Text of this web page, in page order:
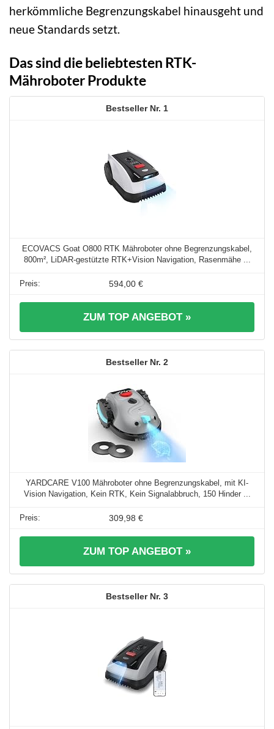
herkömmliche Begrenzungskabel hinausgeht und
neue Standards setzt.
Das sind die beliebtesten RTK-
Mähroboter Produkte
1
ECOVACS Goat O800 RTK Mähroboter ohne Begrenzungskabel,
800m², LiDAR-gestützte RTK+Vision Navigation, Rasenmähe ...
594,00 €
ZUM TOP ANGEBOT »
2
YARDCARE V100 Mähroboter ohne Begrenzungskabel, mit KI-
Vision Navigation, Kein RTK, Kein Signalabbruch, 150 Hinder ...
309,98 €
ZUM TOP ANGEBOT »
3